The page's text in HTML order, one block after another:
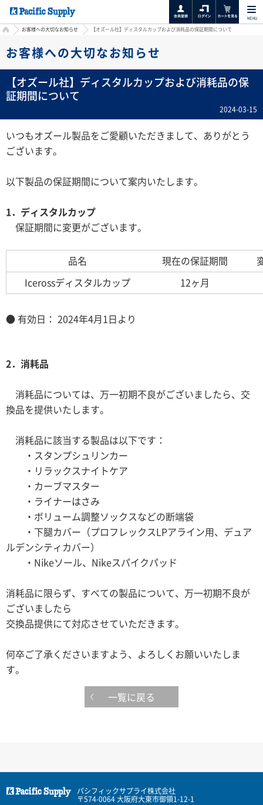
MENU
HOMEお客様への大切なお知らせ 【オズール社】ディスタルカップおよび消耗品の保証期間について
お客様への大切なお知らせ
【オズール社】ディスタルカップおよび消耗品の保
証期間について
2024-03-15
いつもオズール製品をご愛顧いただきまして、ありがとう
ございます。
以下製品の保証期間について案内いたします。
1．ディスタルカップ
保証期間に変更がございます。
品名 現在の保証期間
Icerossディスタルカップ
12ヶ月
● 有効日： 2024年4月1日より
2．消耗品
消耗品については、万一初期不良がございましたら、交
換品を提供いたします。
消耗品に該当する製品は以下です：
・スタンプシュリンカー
・リラックスナイトケア
・カーブマスター
・ライナーはさみ
・ボリューム調整ソックスなどの断端袋
・下腿カバー（プロフレックスLPアライン用、デュア
ルデンシティカバー）
・Nikeソール、Nikeスパイクパッド
消耗品に限らず、すべての製品について、万一初期不良が
ございましたら
交換品提供にて対応させていただきます。
何卒ご了承くださいますよう、よろしくお願いいたしま
す。
一覧に戻る
パシフィックサプライ株式会社
〒574-0064 大阪府大東市御領1-12-1